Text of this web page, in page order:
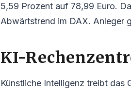
5,59 Prozent auf 78,99 Euro.
Abwärtstrend im DAX. Anleger
KI-
Künstliche Intelligenz treibt das